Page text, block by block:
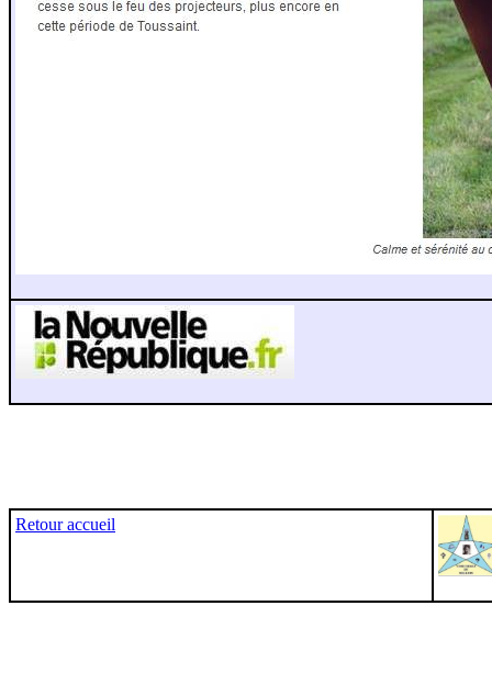
Retour accueil